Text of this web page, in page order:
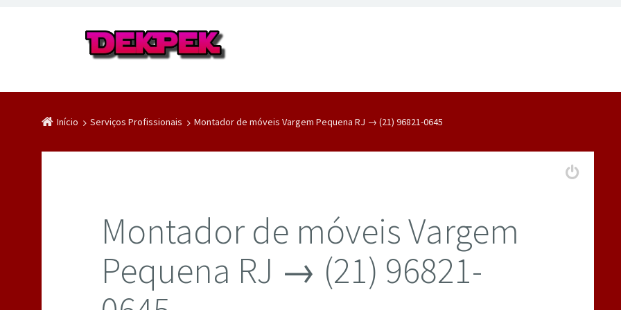
Início Serviços Profissionais Montador de móveis Vargem Pequena RJ → (21) 96821-0645
Montador de móveis Vargem
Pequena RJ → (21) 96821-